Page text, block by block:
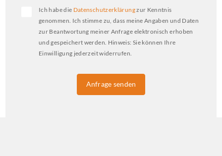
Ich habe die Datenschutzerklärungzur Kenntnis
genommen. Ich stimme zu, dass meine Angaben und Daten
zur Beantwortung meiner Anfrage elektronisch erhoben
und gespeichert werden. Hinweis: Sie können Ihre
Einwilligung jederzeit widerrufen.
Anfrage senden